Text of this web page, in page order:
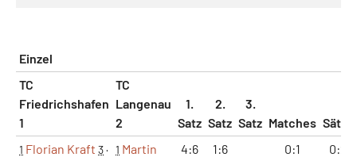
Einzel
TC
Friedrichshafen
1
TC
Langenau
2
1.
Satz
2.
Satz
3.
Satz Matches Sätze
1 Florian Kraft 3· 1 Martin
4:6 1:6 0:1 0:2